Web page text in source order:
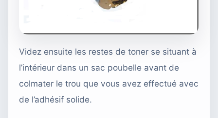
Videz ensuite les restes de toner se situant à
l’intérieur dans un sac poubelle avant de
colmater le trou que vous avez effectué avec
de l’adhésif solide.